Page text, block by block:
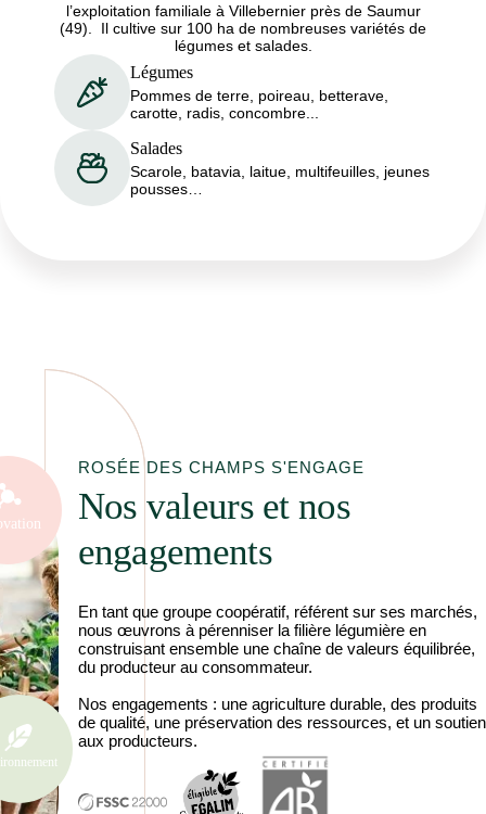
l’exploitation familiale à Villebernier près de Saumur
(49). Il cultive sur 100 ha de nombreuses variétés de
légumes et salades.
Légumes
Pommes de terre, poireau, betterave,
carotte, radis, concombre...
Salades
Scarole, batavia, laitue, multifeuilles, jeunes
pousses…
ROSÉE DES CHAMPS S'ENGAGE
Nos valeurs et nos
engagements
En tant que groupe coopératif, référent sur ses marchés,
nous œuvrons à pérenniser la filière légumière en
construisant ensemble une chaîne de valeurs équilibrée,
du producteur au consommateur.
Nos engagements : une agriculture durable, des produits
de qualité, une préservation des ressources, et un soutien
aux producteurs.